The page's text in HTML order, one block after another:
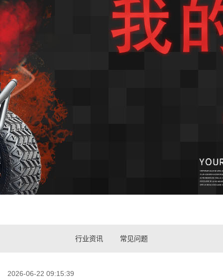
行业资讯 常见问题
2026-06-22 09:15:39